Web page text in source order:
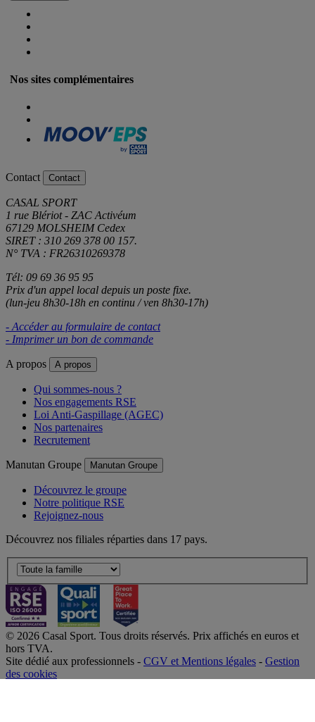
Nos sites complémentaires
Contact Contact
CASAL SPORT
1 rue Blériot - ZAC Activéum
67129 MOLSHEIM Cedex
SIRET : 310 269 378 00 157.
N° TVA : FR26310269378
Tél: 09 69 36 95 95
Prix d'un appel local depuis un poste fixe.
(lun-jeu 8h30-18h en continu / ven 8h30-17h)
- Accéder au formulaire de contact
- Imprimer un bon de commande
A propos A propos
Qui sommes-nous ?
Nos engagements RSE
Loi Anti-Gaspillage (AGEC)
Nos partenaires
Recrutement
Manutan Groupe Manutan Groupe
Découvrez le groupe
Notre politique RSE
Rejoignez-nous
Découvrez nos filiales réparties dans 17 pays.
© 2026 Casal Sport. Tous droits réservés. Prix affichés en euros et
hors TVA.
Site dédié aux professionnels - CGV et Mentions légales - Gestion
des cookies